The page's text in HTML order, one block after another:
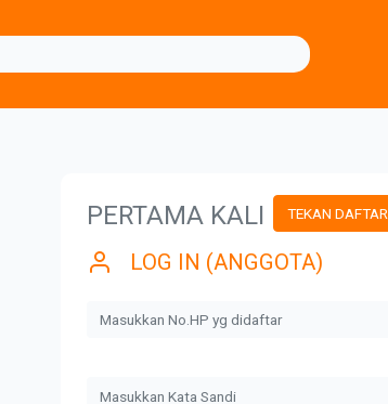
PERTAMA KALI TEKAN DAFTAR
LOG IN (ANGGOTA)